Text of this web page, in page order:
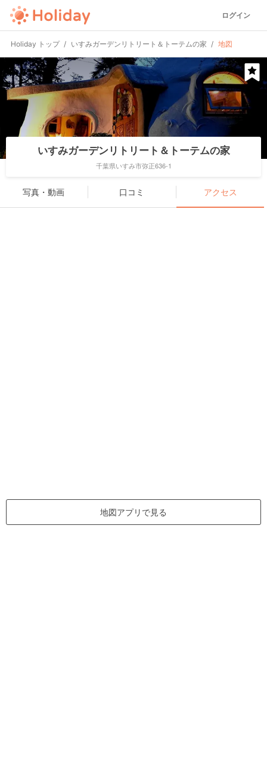
ログイン
Holiday トップ いすみガーデンリトリート＆トーテムの家 地図
いすみガーデンリトリート＆トーテムの家
千葉県いすみ市弥正636-1
写真・動画 口コミ アクセス
地図アプリで見る